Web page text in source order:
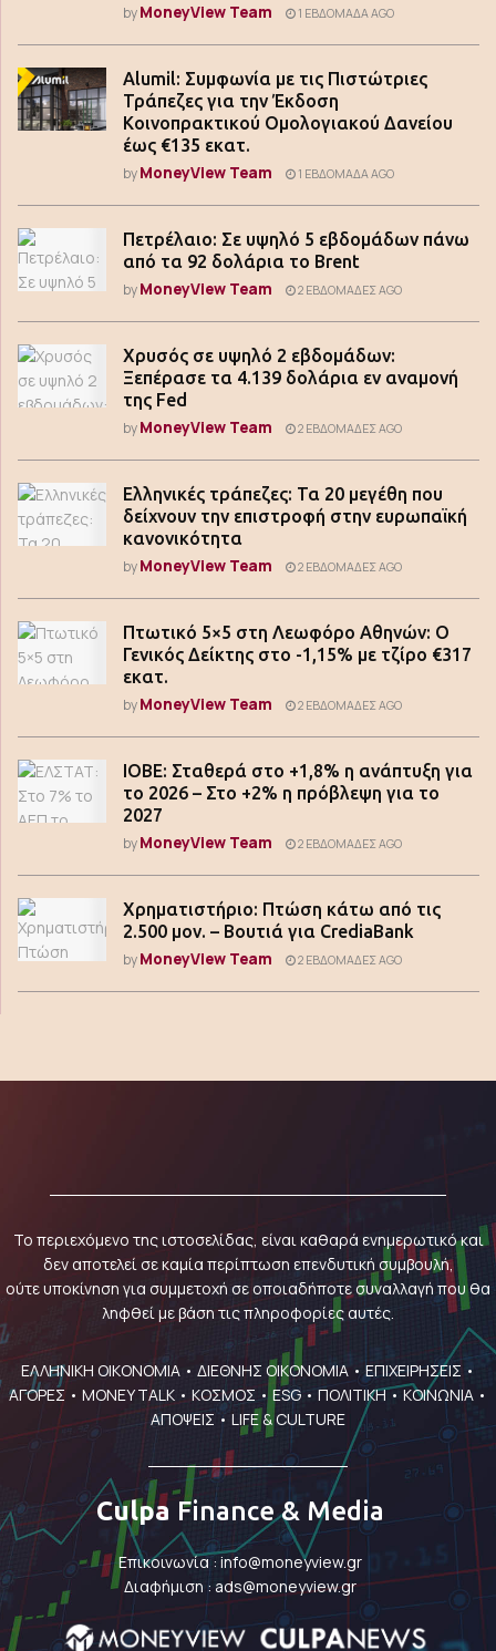
byMoneyView Team 1 ΕΒΔΟΜΆΔΑ AGO
Alumil: Συμφωνία με τις Πιστώτριες
Τράπεζες για την Έκδοση
Κοινοπρακτικού Ομολογιακού Δανείου
έως €135 εκατ.
byMoneyView Team 1 ΕΒΔΟΜΆΔΑ AGO
Πετρέλαιο: Σε υψηλό 5 εβδομάδων πάνω
από τα 92 δολάρια το Brent
byMoneyView Team 2 ΕΒΔΟΜΆΔΕΣ AGO
Χρυσός σε υψηλό 2 εβδομάδων:
Ξεπέρασε τα 4.139 δολάρια εν αναμονή
της Fed
byMoneyView Team 2 ΕΒΔΟΜΆΔΕΣ AGO
Ελληνικές τράπεζες: Τα 20 μεγέθη που
δείχνουν την επιστροφή στην ευρωπαϊκή
κανονικότητα
byMoneyView Team 2 ΕΒΔΟΜΆΔΕΣ AGO
Πτωτικό 5×5 στη Λεωφόρο Αθηνών: Ο
Γενικός Δείκτης στο -1,15% με τζίρο €317
εκατ.
byMoneyView Team 2 ΕΒΔΟΜΆΔΕΣ AGO
ΙΟΒΕ: Σταθερά στο +1,8% η ανάπτυξη για
το 2026 – Στο +2% η πρόβλεψη για το
2027
byMoneyView Team 2 ΕΒΔΟΜΆΔΕΣ AGO
Χρηματιστήριο: Πτώση κάτω από τις
2.500 μον. – Βουτιά για CrediaBank
byMoneyView Team 2 ΕΒΔΟΜΆΔΕΣ AGO
Το περιεχόμενο της ιστοσελίδας, είναι καθαρά ενημερωτικό και
δεν αποτελεί σε καμία περίπτωση επενδυτική συμβουλή,
ούτε υποκίνηση για συμμετοχή σε οποιαδήποτε συναλλαγή που θα
ληφθεί με βάση τις πληροφορίες αυτές.
ΕΛΛΗΝΙΚΗ ΟΙΚΟΝΟΜΙΑ • ΔΙΕΘΝΗΣ ΟΙΚΟΝΟΜΙΑ•ΕΠΙΧΕΙΡΗΣΕΙΣ •
ΑΓΟΡΕΣ• MONEY TALK • ΚΟΣΜΟΣ • ESG • ΠΟΛΙΤΙΚΗ• ΚΟΙΝΩΝΙΑ •
ΑΠΟΨΕΙΣ • LIFE & CULTURE
Culpa Finance & Media
Επικοινωνία : info@moneyview.gr
Διαφήμιση : ads@moneyview.gr